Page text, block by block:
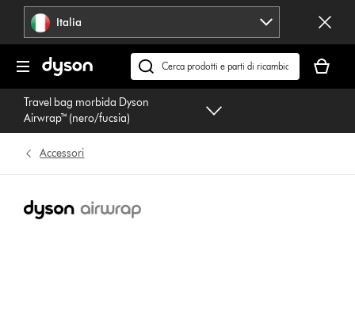
navigazione Italia
Cerca
su
dyson.it
carrello
è
Travel bag morbida Dyson
Airwrap™ (nero/fucsia)
Accessori